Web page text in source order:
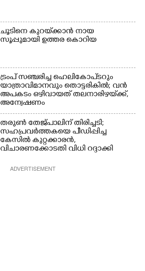
ചൂടിനെ കുറയ്‌ക്കാൻ നായ
സൂപ്പുമായി ഉത്തര കൊറിയ
ട്രംപ് സഞ്ചരിച്ച ഹെലികോപ്‌ടറും
യാത്രാവിമാനവും തൊട്ടരികിൽ; വൻ
അപകടം ഒഴിവായത് തലനാരിഴയ്‌ക്ക്,
അന്വേഷണം
തരുൺ തേജ്പാലിന് തിരിച്ചടി;
സഹപ്രവർത്തകയെ പീഡിപ്പിച്ച
കേസിൽ കുറ്റക്കാരൻ,
വിചാരണക്കോടതി വിധി റദ്ദാക്കി
ADVERTISEMENT